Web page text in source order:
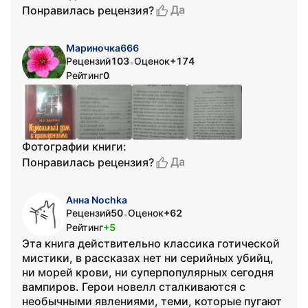
Понравилась рецензия?
Да
Мариночка666
Рецензий103•Оценок+174
Рейтинг0
Фотографии книги:
Понравилась рецензия?
Да
Анна Nochka
Рецензий50•Оценок+62
Рейтинг+5
Эта книга действительно классика готической
мистики, в рассказах нет ни серийных убийц,
ни морей крови, ни суперпопулярных сегодня
вампиров. Герои новелл сталкиваются с
необычными явлениями, теми, которые пугают